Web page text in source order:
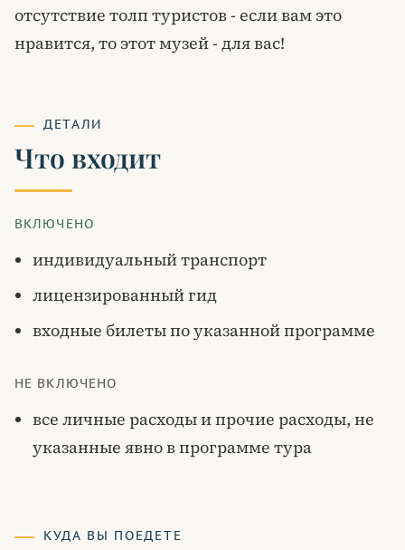
отсутствие толп туристов - если вам это
нравится, то этот музей - для вас!
ДЕТАЛИ
Что входит
ВКЛЮЧЕНО
индивидуальный транспорт
лицензированный гид
входные билеты по указанной программе
НЕ ВКЛЮЧЕНО
все личные расходы и прочие расходы, не
указанные явно в программе тура
КУДА ВЫ ПОЕДЕТЕ